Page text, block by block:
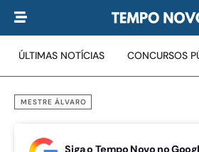
ÚLTIMAS NOTÍCIAS CONCURSOS
MESTRE ÁLVARO